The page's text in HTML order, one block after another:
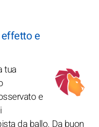
effetto e
tua
e
da ballo. Da buon